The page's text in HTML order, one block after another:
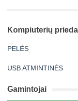
Kompiuterių
PELĖS
USB ATMINTINĖS
Gamintojai